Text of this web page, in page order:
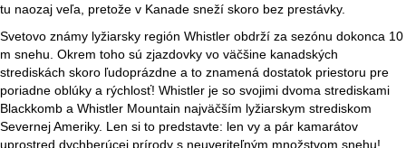
tu naozaj veľa, pretože v Kanade sneží skoro bez prestávky.
Svetovo známy lyžiarsky región Whistler obdrží za sezónu dokonca 10
m snehu. Okrem toho sú zjazdovky vo väčšine kanadských
strediskách skoro ľudoprázdne a to znamená dostatok priestoru pre
poriadne oblúky a rýchlosť! Whistler je so svojimi dvoma strediskami
Blackkomb a Whistler Mountain najväčším lyžiarskym strediskom
Severnej Ameriky. Len si to predstavte: len vy a pár kamarátov
uprostred dychberúcej prírody s neuveriteľným množstvom snehu!